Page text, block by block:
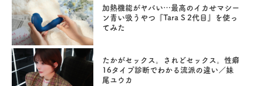
加熱機能がヤバい…最高のイカせマシー
ン青い吸うやつ『Tara S 2代目』を使っ
てみた
たかがセックス。されどセックス。性癖
16タイプ診断でわかる流派の違い／妹
尾ユウカ